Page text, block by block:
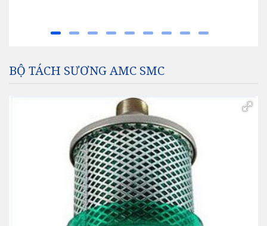
BỘ TÁCH SƯƠNG AMC SMC